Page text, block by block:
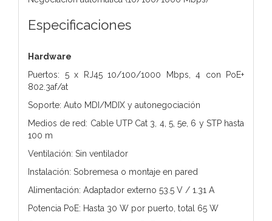
Especificaciones
Hardware
Puertos: 5 x RJ45 10/100/1000 Mbps, 4 con PoE+
802.3af/at
Soporte: Auto MDI/MDIX y autonegociación
Medios de red: Cable UTP Cat 3, 4, 5, 5e, 6 y STP hasta
100 m
Ventilación: Sin ventilador
Instalación: Sobremesa o montaje en pared
Alimentación: Adaptador externo 53.5 V / 1.31 A
Potencia PoE: Hasta 30 W por puerto, total 65 W